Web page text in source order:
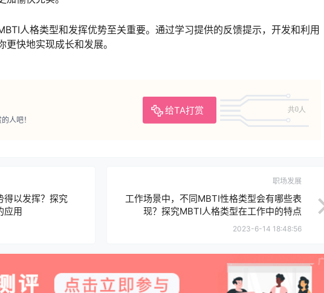
人格类型和发挥优势至关重要。通过学习提供的反馈提示，开发和利用
快地实现成长和发展。
给TA打赏 共0人
人吧！
得以发挥？探究
应用
职场发展
工作场景中，不同MBTI性格类型会有哪些表
现？探究MBTI人格类型在工作中的特点
2023-6-14 18:48:56